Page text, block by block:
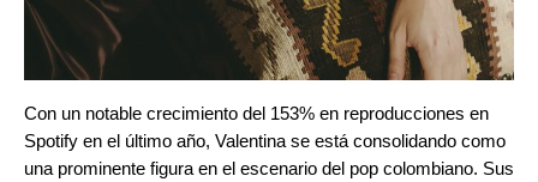
Con un notable crecimiento del 153% en reproducciones en
Spotify en el último año, Valentina se está consolidando como
una prominente figura en el escenario del pop colombiano. Sus